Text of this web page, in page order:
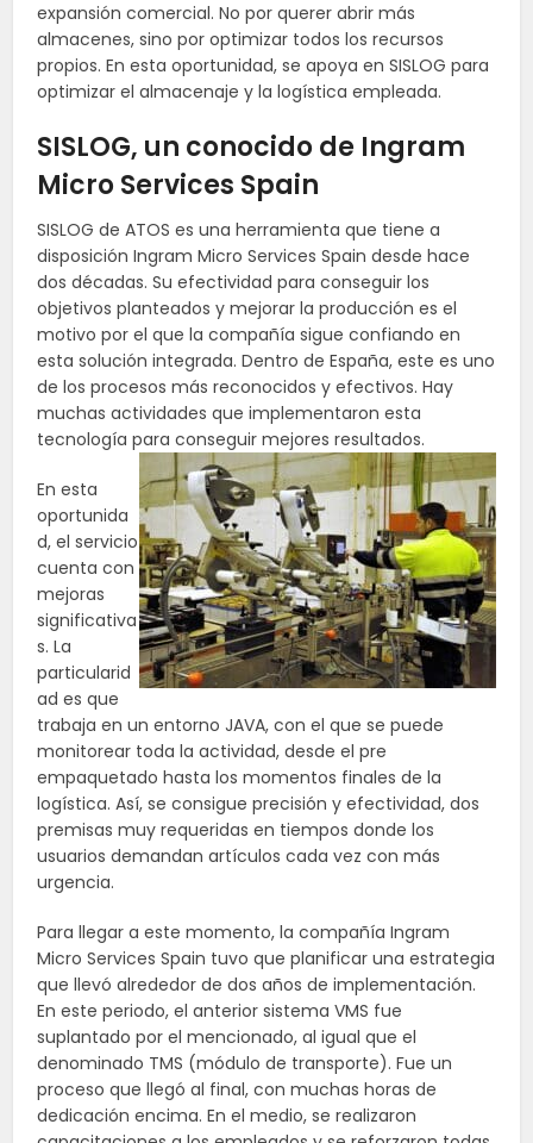
expansión comercial. No por querer abrir más
almacenes, sino por optimizar todos los recursos
propios. En esta oportunidad, se apoya en SISLOG para
optimizar el almacenaje y la logística empleada.
SISLOG, un conocido de Ingram
MicroServices Spain
SISLOG de ATOS es una herramienta que tiene a
disposición Ingram MicroServices Spain desde hace
dos décadas. Su efectividad para conseguir los
objetivos planteados y mejorar la producción es el
motivo por el que la compañía sigue confiando en
esta solución integrada. Dentro de España, este es uno
de los procesos más reconocidos y efectivos. Hay
muchas actividades que implementaron esta
tecnología para conseguir mejores resultados.
En esta
oportunida
d, el servicio
cuenta con
mejoras
significativa
s. La
particularid
ad es que
trabaja en un entorno JAVA, con el que se puede
monitorear toda la actividad, desde elpre
empaquetado hasta los momentos finales de la
logística. Así, se consigue precisión y efectividad, dos
premisas muy requeridas en tiempos donde los
usuarios demandan artículos cada vez con más
urgencia.
Para llegar a este momento, la compañía Ingram
MicroServices Spain tuvo que planificar una estrategia
que llevó alrededor de dos años de implementación.
En este periodo, el anterior sistema VMS fue
suplantado por el mencionado, al igual que el
denominado TMS (módulo de transporte). Fue un
proceso que llegó al final, con muchas horas de
dedicación encima. En el medio, se realizaron